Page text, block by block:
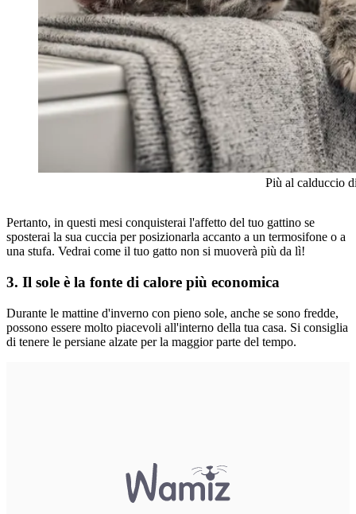
Più al calduccio
Pertanto, in questi mesi conquisterai l'affetto del tuo gattino se
sposterai la sua cuccia per posizionarla accanto a un termosifone o a
una stufa. Vedrai come il tuo gatto non si muoverà più da lì!
3. Il sole è la fonte di calore più economica
Durante le mattine d'inverno con pieno sole, anche se sono fredde,
possono essere molto piacevoli all'interno della tua casa. Si consiglia
di tenere le persiane alzate per la maggior parte del tempo.